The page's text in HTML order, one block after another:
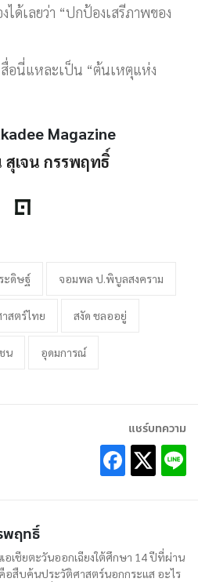
ได้เลยว่า “ปกป้องเสรีภาพของ
สื่อนี่แหละเป็น “ต้นเหตุแห่ง
Magazine
เจน กรรพฤทธิ์
ะดิษฐ์ จอมพล ป.พิบูลสงคราม
สตร์ไทย สงัด ชลออยู่
น อุดมการณ์
แชร์บทความ
พฤทธิ์
อเชียตะวันออกเฉียงใต้ศึกษา 14 ปีที่ผ่าน
อสืบค้นประวัติศาสตร์นอกกระแส อะไร